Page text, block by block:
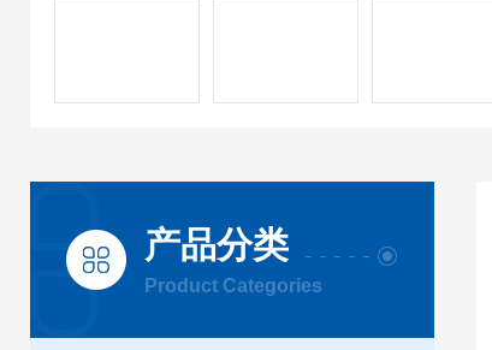
产品分类
Product Categories